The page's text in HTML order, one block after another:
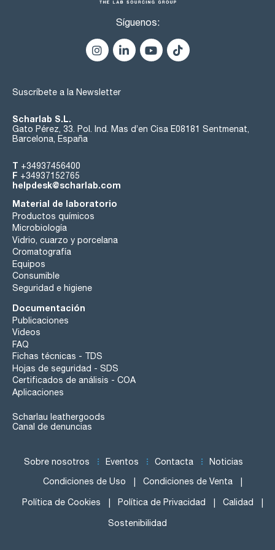
Síguenos:
Suscríbete a la Newsletter
Scharlab S.L.
Gato Pérez, 33. Pol. Ind. Mas d’en Cisa E08181 Sentmenat,
Barcelona, España
T +34937456400
F +34937152765
helpdesk@scharlab.com
Material de laboratorio
Productos químicos
Microbiología
Vidrio, cuarzo y porcelana
Cromatografía
Equipos
Consumible
Seguridad e higiene
Documentación
Publicaciones
Videos
FAQ
Fichas técnicas - TDS
Hojas de seguridad - SDS
Certificados de análisis - COA
Aplicaciones
Scharlau leathergoods
Canal de denuncias
Sobre nosotros Eventos Contacta Noticias
Condiciones de Uso Condiciones de Venta
Política de Cookies Política de Privacidad Calidad
Sostenibilidad